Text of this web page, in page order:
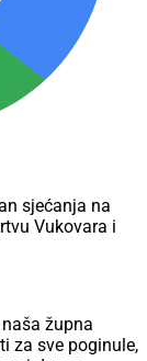
sjećanja na
Vukovara i
župna
za sve poginule,